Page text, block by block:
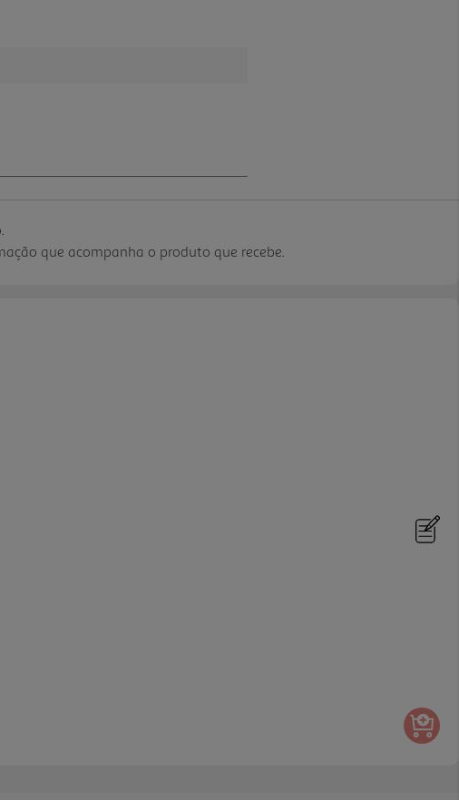
que acompanha o produto que recebe.